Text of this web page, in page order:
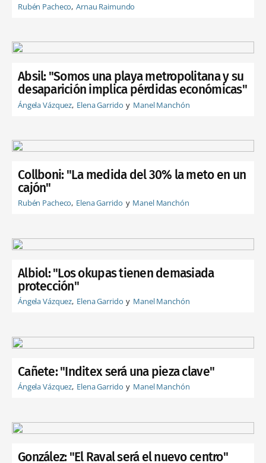
Rubén Pacheco Arnau Raimundo
Absil: "Somos una playa metropolitana y su
desaparición implica pérdidas económicas"
Ángela Vázquez Elena Garrido Manel Manchón
Collboni: "La medida del 30% la meto en un
cajón"
Rubén Pacheco Elena Garrido Manel Manchón
Albiol: "Los okupas tienen demasiada
protección"
Ángela Vázquez Elena Garrido Manel Manchón
Cañete: "Inditex será una pieza clave"
Ángela Vázquez Elena Garrido Manel Manchón
González: "El Raval será el nuevo centro"